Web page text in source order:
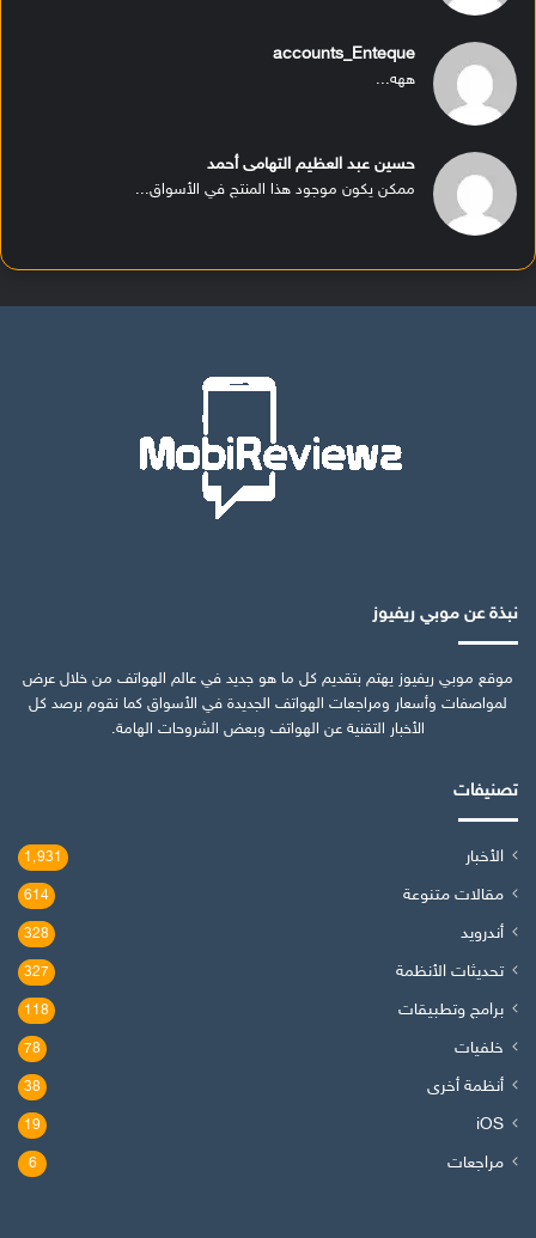
accounts_Enteque
ههه...
حسين عبد العظيم التهامى أحمد
ممكن يكون موجود هذا المنتج في الأسواق...
نبذة عن موبي ريفيوز
موقع موبي ريفيوز يهتم بتقديم كل ما هو جديد في عالم الهواتف من خلال عرض
لمواصفات وأسعار ومراجعات الهواتف الجديدة في الأسواق كما نقوم برصد كل
الأخبار التقنية عن الهواتف وبعض الشروحات الهامة.
تصنيفات
الأخبار 1٬931
مقالات متنوعة 614
أندرويد 328
تحديثات الأنظمة 327
برامج وتطبيقات 118
خلفيات 78
أنظمة أخرى 38
iOS
19
مراجعات 6